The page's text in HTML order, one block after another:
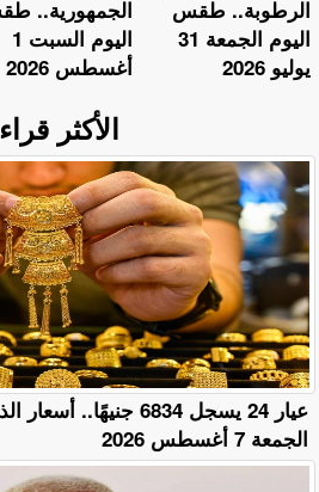
الجمهورية..
اليوم السبت 1
أغسطس 2026
الرطوبة.. طقس
اليوم الجمعة 31
يوليو 2026
الأكثر
عيار 24 يسجل 6834
الجمعة 7 أغسطس 2026